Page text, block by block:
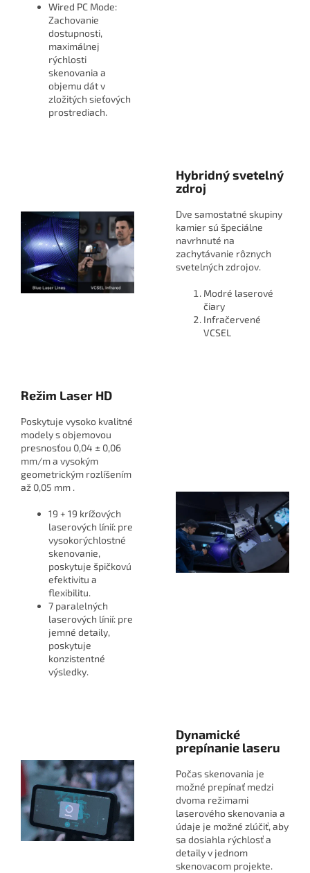
Wired PC Mode:
Zachovanie
dostupnosti,
maximálnej
rýchlosti
skenovania a
objemu dát v
zložitých sieťových
prostrediach.
Hybridný svetelný
zdroj
Dve samostatné skupiny
kamier sú špeciálne
navrhnuté na
zachytávanie rôznych
svetelných zdrojov.
Modré laserové
čiary
Infračervené
VCSEL
Režim Laser HD
Poskytuje vysoko kvalitné
modely s objemovou
presnosťou 0,04 ± 0,06
mm/m a vysokým
geometrickým rozlíšením
až 0,05 mm .
19 + 19 krížových
laserových línií: pre
vysokorýchlostné
skenovanie,
poskytuje špičkovú
efektivitu a
flexibilitu.
7 paralelných
laserových línií: pre
jemné detaily,
poskytuje
konzistentné
výsledky.
Dynamické
prepínanie laseru
Počas skenovania je
možné prepínať medzi
dvoma režimami
laserového skenovania a
údaje je možné zlúčiť, aby
sa dosiahla rýchlosť a
detaily v jednom
skenovacom projekte.